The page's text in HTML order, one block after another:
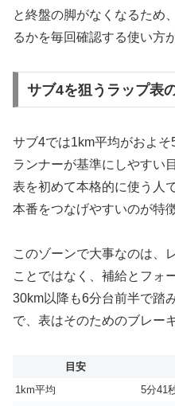
と終盤の脚がなくなるため
るかを毎回確認する使い方
サブ4を狙うラップ表
サブ4では1km平均がおよ
ランナーが基準にしやすい
表を初めて本格的に使う人
本番をつなげやすいのが特
このゾーンで大事なのは、
ことではなく、補給とフォ
30km以降も6分台前半で踏
で、表はそのためのブレー
目安
1km平均
5分41